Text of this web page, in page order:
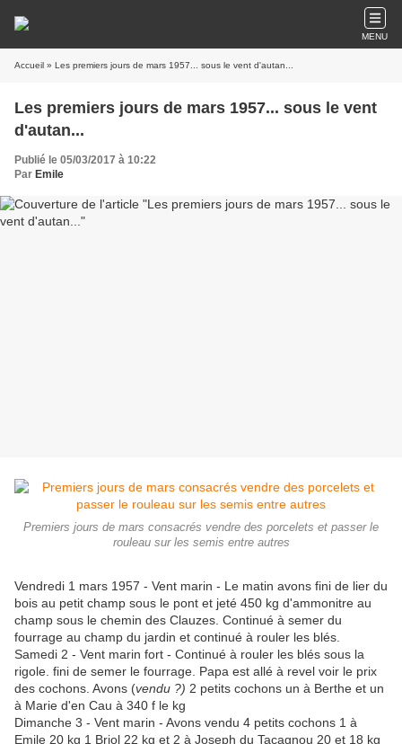
MENU
Accueil » Les premiers jours de mars 1957... sous le vent d'autan...
Les premiers jours de mars 1957... sous le vent
d'autan...
Publié le 05/03/2017 à 10:22
Par Emile
Premiers jours de mars consacrés vendre des porcelets et passer le
rouleau sur les semis entre autres
Vendredi 1 mars 1957 - Vent marin - Le matin avons fini de lier du
bois au petit champ sous le pont et jeté 450 kg d'ammonitre au
champ sous le chemin des Clauzes. Continué à semer du
fourrage au champ du jardin et continué à rouler les blés.
Samedi 2 - Vent marin fort - Continué à rouler les blés sous la
rigole. fini de semer le fourrage. Papa est allé à revel voir le prix
des cochons. Avons (vendu ?) 2 petits cochons un à Berthe et un
à Marie d'en Cau à 340 f le kg
Dimanche 3 - Vent marin - Avons vendu 4 petits cochons 1 à
Emile 20 kg 1 Briol 22 kg et 2 à Joseph du Tacagnou 20 et 18 kg